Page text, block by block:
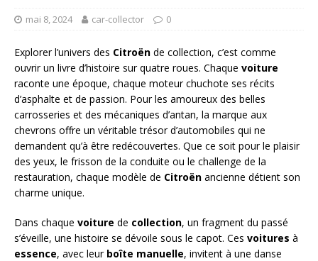
mai 8, 2024 car-collector 0
Explorer l’univers des Citroën de collection, c’est comme
ouvrir un livre d’histoire sur quatre roues. Chaque voiture
raconte une époque, chaque moteur chuchote ses récits
d’asphalte et de passion. Pour les amoureux des belles
carrosseries et des mécaniques d’antan, la marque aux
chevrons offre un véritable trésor d’automobiles qui ne
demandent qu’à être redécouvertes. Que ce soit pour le plaisir
des yeux, le frisson de la conduite ou le challenge de la
restauration, chaque modèle de Citroën ancienne détient son
charme unique.
Dans chaque voiture de collection, un fragment du passé
s’éveille, une histoire se dévoile sous le capot. Ces voitures à
essence, avec leur boîte manuelle, invitent à une danse